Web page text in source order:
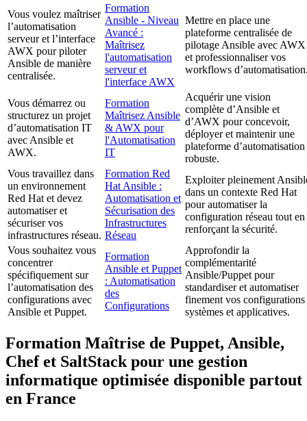
Vous voulez maîtriser
l’automatisation
serveur et l’interface
AWX pour piloter
Ansible de manière
centralisée.
Formation
Ansible - Niveau
Avancé :
Maîtrisez
l'automatisation
serveur et
l'interface AWX
Mettre en place une
plateforme centralisée de
pilotage Ansible avec AWX
et professionnaliser vos
workflows
Vous démarrez ou
structurez un projet
d’automatisation IT
avec Ansible et
AWX.
Formation
Maîtrisez Ansible
& AWX pour
l'Automatisation
IT
Acquérir une vision
complète d’Ansible et
d’AWX pour concevoir,
déployer et maintenir une
plateforme d’automatisation
robuste.
Vous travaillez dans
un environnement
Red Hat et devez
automatiser et
sécuriser vos
infrastructures réseau.
Formation Red
Hat Ansible :
Automatisation et
Sécurisation des
Infrastructures
Réseau
Exploiter pleinement
dans un contexte Red Hat
pour automatiser la
configuration réseau tout en
renforçant la sécurité.
Vous souhaitez vous
concentrer
spécifiquement sur
l’automatisation des
configurations avec
Ansible et Puppet.
Formation
Ansible et Puppet
: Automatisation
des
Configurations
Approfondir la
complémentarité
Ansible/Puppet pour
standardiser et automatiser
finement vos configurations
systèmes et applicatives.
Formation Maîtrise de Puppet, Ansible,
Chef et SaltStack pour une gestion
informatique optimisée disponible partout
en France